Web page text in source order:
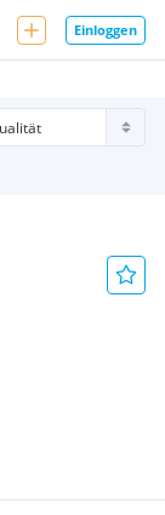
Einloggen